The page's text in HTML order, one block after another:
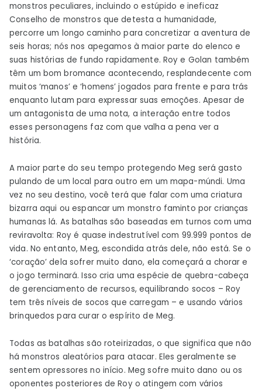
monstros peculiares, incluindo o estúpido e ineficaz
Conselho de monstros que detesta a humanidade,
percorre um longo caminho para concretizar a aventura de
seis horas; nós nos apegamos à maior parte do elenco e
suas histórias de fundo rapidamente. Roy e Golan também
têm um bom bromance acontecendo, resplandecente com
muitos ‘manos’ e ‘homens’ jogados para frente e para trás
enquanto lutam para expressar suas emoções. Apesar de
um antagonista de uma nota, a interação entre todos
esses personagens faz com que valha a pena ver a
história.
A maior parte do seu tempo protegendo Meg será gasto
pulando de um local para outro em um mapa-múndi. Uma
vez no seu destino, você terá que falar com uma criatura
bizarra aqui ou espancar um monstro faminto por crianças
humanas lá. As batalhas são baseadas em turnos com uma
reviravolta: Roy é quase indestrutível com 99.999 pontos de
vida. No entanto, Meg, escondida atrás dele, não está. Se o
‘coração’ dela sofrer muito dano, ela começará a chorar e
o jogo terminará. Isso cria uma espécie de quebra-cabeça
de gerenciamento de recursos, equilibrando socos – Roy
tem três níveis de socos que carregam – e usando vários
brinquedos para curar o espírito de Meg.
Todas as batalhas são roteirizadas, o que significa que não
há monstros aleatórios para atacar. Eles geralmente se
sentem opressores no início. Meg sofre muito dano ou os
oponentes posteriores de Roy o atingem com vários